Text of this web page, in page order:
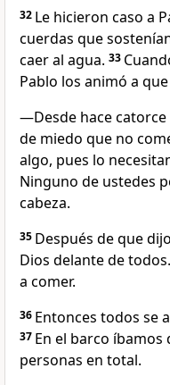
32 Le hicieron caso a
cuerdas que
caer al agua. 33
Pablo los animó a
―Desde hace
de miedo que no
algo, pues lo
Ninguno de ustedes
cabeza.
35 Después de que
Dios delante de
a comer.
36 Entonces todos se
37 En el barco íbamos
personas en total.